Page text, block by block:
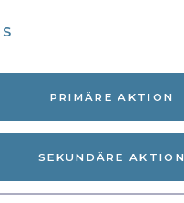
PRIMÄRE AKTION
SEKUNDÄRE AKTION